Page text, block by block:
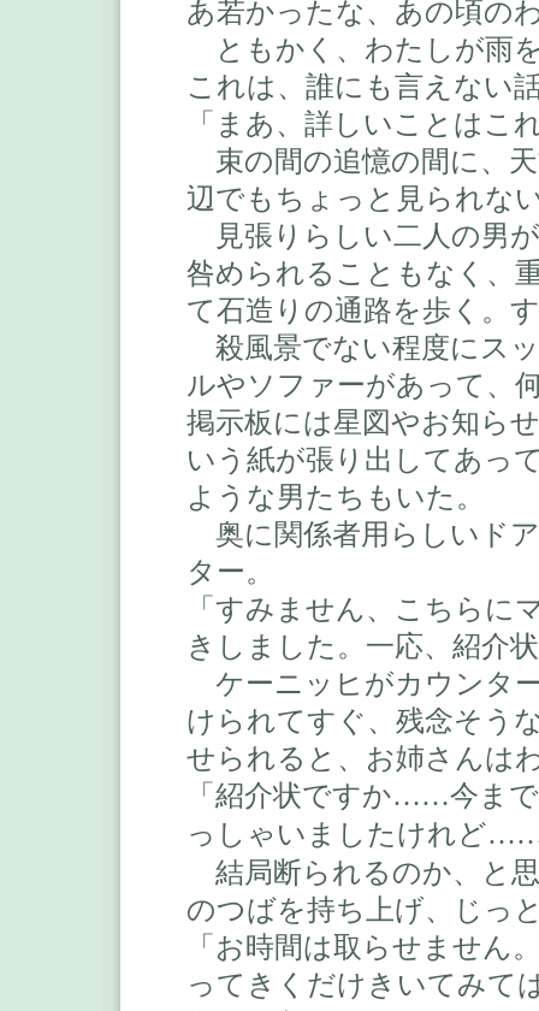
あ若かったな、あの頃の
ともかく、わたしが雨
これは、誰にも言えない
「まあ、詳しいことはこ
束の間の追憶の間に、
辺でもちょっと見られな
見張りらしい二人の男
咎められることもなく、
て石造りの通路を歩く。
殺風景でない程度にス
ルやソファーがあって、
掲示板には星図やお知ら
いう紙が張り出してあっ
ような男たちもいた。
奥に関係者用らしいド
ター。
「すみません、こちらに
きしました。一応、紹介
ケーニッヒがカウンタ
けられてすぐ、残念そう
せられると、お姉さんは
「紹介状ですか……今ま
っしゃいましたけれど
結局断られるのか、と
のつばを持ち上げ、じっ
「お時間は取らせません
ってきくだけきいてみて